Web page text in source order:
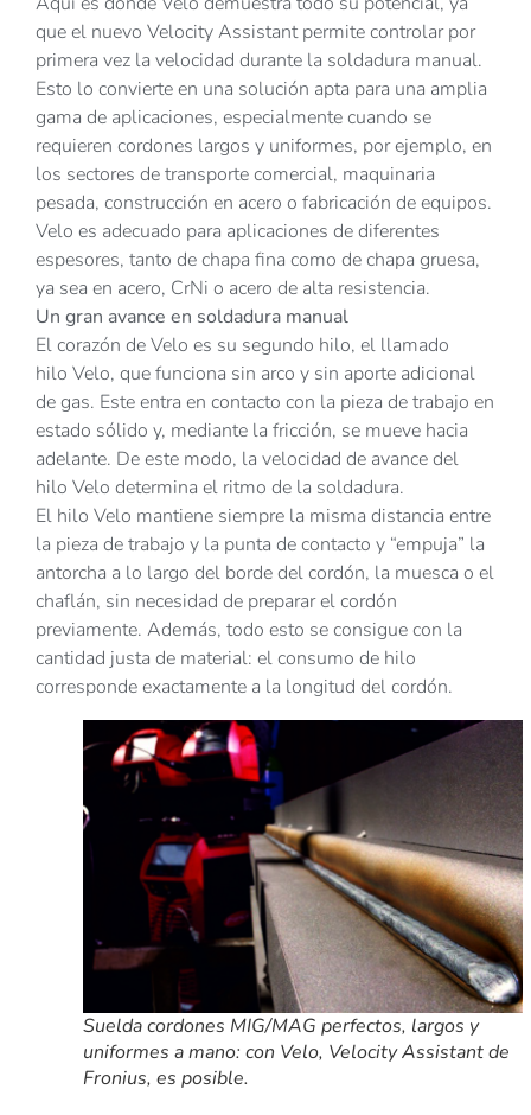
que el nuevo Velocity Assistant permite controlar por
primera vez la velocidad durante la soldadura manual.
Esto lo convierte en una solución apta para una amplia
gama de aplicaciones, especialmente cuando se
requieren cordones largos y uniformes, por ejemplo, en
los sectores de transporte comercial, maquinaria
pesada, construcción en acero o fabricación de equipos.
Velo es adecuado para aplicaciones de diferentes
espesores, tanto de chapa fina como de chapa gruesa,
ya sea en acero, CrNi o acero de alta resistencia.
Un gran avance en soldadura manual
El corazón de Velo es su segundo hilo, el llamado
hilo Velo, que funciona sin arco y sin aporte adicional
de gas. Este entra en contacto con la pieza de trabajo en
estado sólido y, mediante la fricción, se mueve hacia
adelante. De este modo, la velocidad de avance del
hilo Velo determina el ritmo de la soldadura.
El hilo Velo mantiene siempre la misma distancia entre
la pieza de trabajo y la punta de contacto y “empuja” la
antorcha a lo largo del borde del cordón, la muesca o el
chaflán, sin necesidad de preparar el cordón
previamente. Además, todo esto se consigue con la
cantidad justa de material: el consumo de hilo
corresponde exactamente a la longitud del cordón.
Suelda cordones MIG/MAG perfectos, largos y
uniformes a mano: con Velo, Velocity Assistant de
Fronius, es posible.